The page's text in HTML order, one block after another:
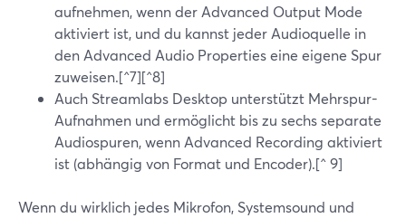
aufnehmen, wenn der Advanced Output Mode
aktiviert ist, und du kannst jeder Audioquelle in
den Advanced Audio Properties eine eigene Spur
zuweisen.[^7][^8]
Auch Streamlabs Desktop unterstützt Mehrspur-
Aufnahmen und ermöglicht bis zu sechs separate
Audiospuren, wenn Advanced Recording aktiviert
ist (abhängig von Format und Encoder).[^ 9]
Wenn du wirklich jedes Mikrofon, Systemsound und